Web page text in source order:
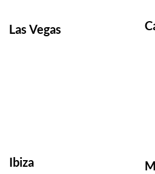
Las Vegas
Ibiza